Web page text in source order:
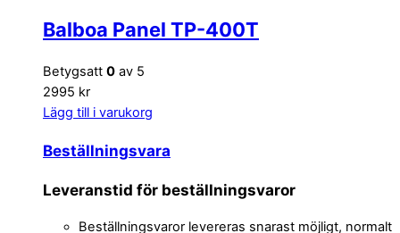
Balboa Panel TP-400T
Betygsatt 0 av 5
2995 kr
Lägg till i varukorg
Beställningsvara
Leveranstid för beställningsvaror
Beställningsvaror levereras snarast möjligt, normalt